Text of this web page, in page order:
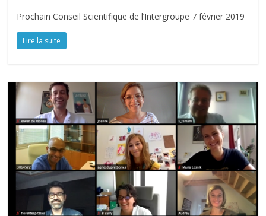
Prochain Conseil Scientifique de l’Intergroupe 7 février 2019
Lire la suite